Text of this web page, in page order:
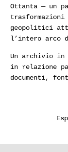
Ottanta — un
geopolitici
l’intero arco
Un archivio in
in relazione
documenti,